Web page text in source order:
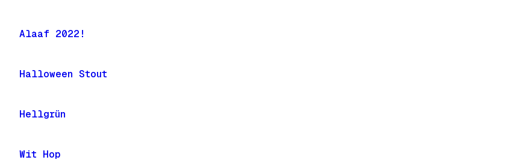
Alaaf 2022!
Halloween Stout
Hellgrün
Wit Hop